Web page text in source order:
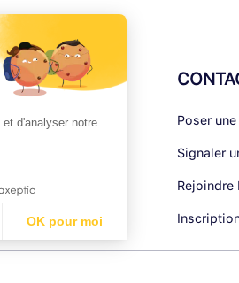
Poser
Signaler
Rejoindre
d'analyser notre
OK pour moi
: Personnalisez vos